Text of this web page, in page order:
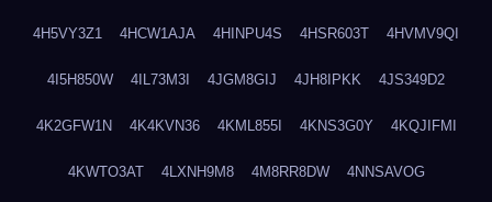
4H5VY3Z1 4HCW1AJA 4HINPU4S 4HSR603T 4HVMV9QI
4I5H850W 4IL73M3I 4JGM8GIJ 4JH8IPKK 4JS349D2
4K2GFW1N 4K4KVN36 4KML855I 4KNS3G0Y 4KQJIFMI
4KWTO3AT 4LXNH9M8 4M8RR8DW 4NNSAVOG